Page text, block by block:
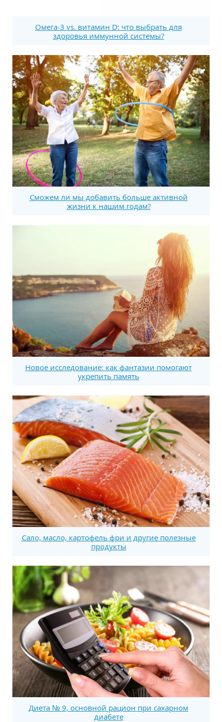
Омега-3 vs. витамин D: что выбрать для
здоровья иммунной системы?
Сможем ли мы добавить больше активной
жизни к нашим годам?
Новое исследование: как фантазии помогают
укрепить память
Сало, масло, картофель фри и другие полезные
продукты
Диета № 9, основной рацион при сахарном
диабете